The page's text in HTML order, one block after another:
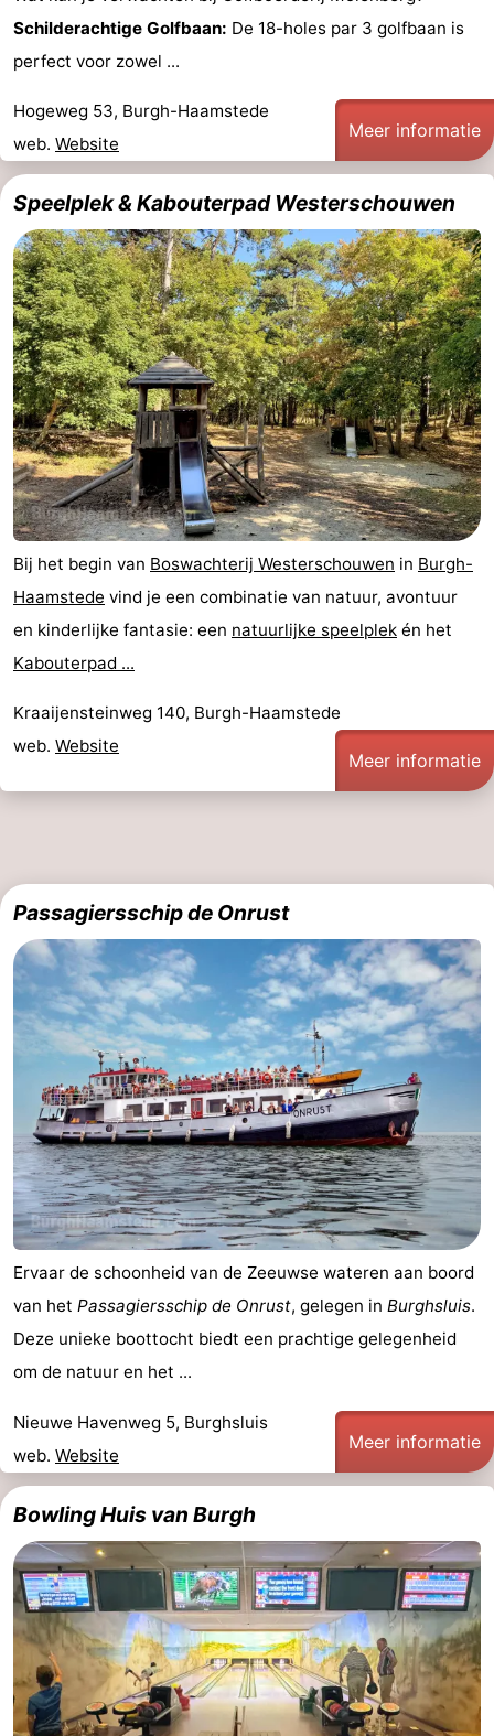
Schilderachtige Golfbaan: De 18-holes par 3 golfbaan is
perfect voor zowel ...
Hogeweg 53, Burgh-Haamstede
web. Website
Meer informatie
Speelplek & Kabouterpad Westerschouwen
Bij het begin van Boswachterij Westerschouwen in Burgh-
Haamstede vind je een combinatie van natuur, avontuur
en kinderlijke fantasie: een natuurlijke speelplek én het
Kabouterpad ...
Kraaijensteinweg 140, Burgh-Haamstede
web. Website
Meer informatie
Passagiersschip de Onrust
Ervaar de schoonheid van de Zeeuwse wateren aan boord
van het Passagiersschip de Onrust, gelegen in Burghsluis.
Deze unieke boottocht biedt een prachtige gelegenheid
om de natuur en het ...
Nieuwe Havenweg 5, Burghsluis
web. Website
Meer informatie
Bowling Huis van Burgh